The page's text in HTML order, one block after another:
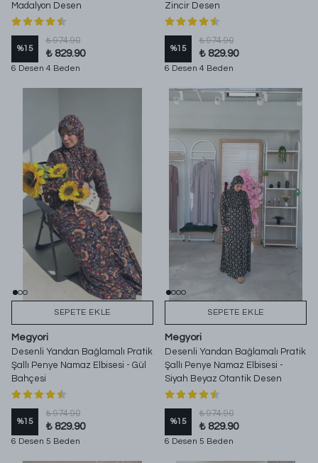
Madalyon Desen
%15
₺ 974.90
₺ 829.90
6 Desen 4 Beden
Zincir Desen
%15
₺ 974.90
₺ 829.90
6 Desen 4 Beden
SEPETE EKLE
Megyori
Desenli Yandan Bağlamalı Pratik
Şallı Penye Namaz Elbisesi - Gül
Bahçesi
%15
₺ 974.90
₺ 829.90
6 Desen 5 Beden
SEPETE EKLE
Megyori
Desenli Yandan Bağlamalı Pratik
Şallı Penye Namaz Elbisesi -
Siyah Beyaz Otantik Desen
%15
₺ 974.90
₺ 829.90
6 Desen 5 Beden